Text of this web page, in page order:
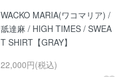
WACKO MARIA(ワコマリア) /
舐達麻 / HIGH TIMES / SWEA
T SHIRT【GRAY】
22,000円(税込)